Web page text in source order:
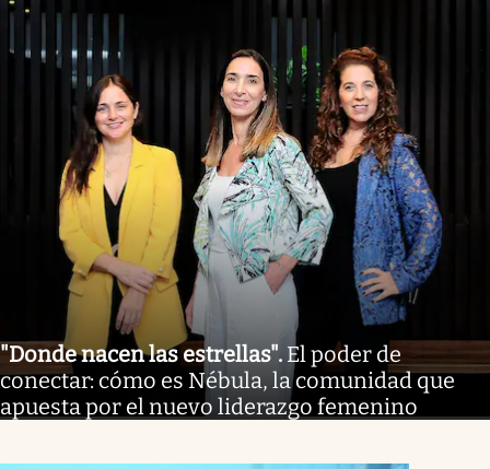
"Donde nacen las estrellas". El poder de
conectar: cómo es Nébula, la comunidad que
apuesta por el nuevo liderazgo femenino